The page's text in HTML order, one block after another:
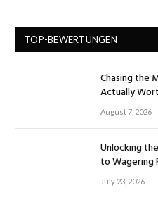
TOP-BEWERTUNGEN
Chasing the
Actually
August 7, 2026
Unlocking
to Wagering
July 23, 2026